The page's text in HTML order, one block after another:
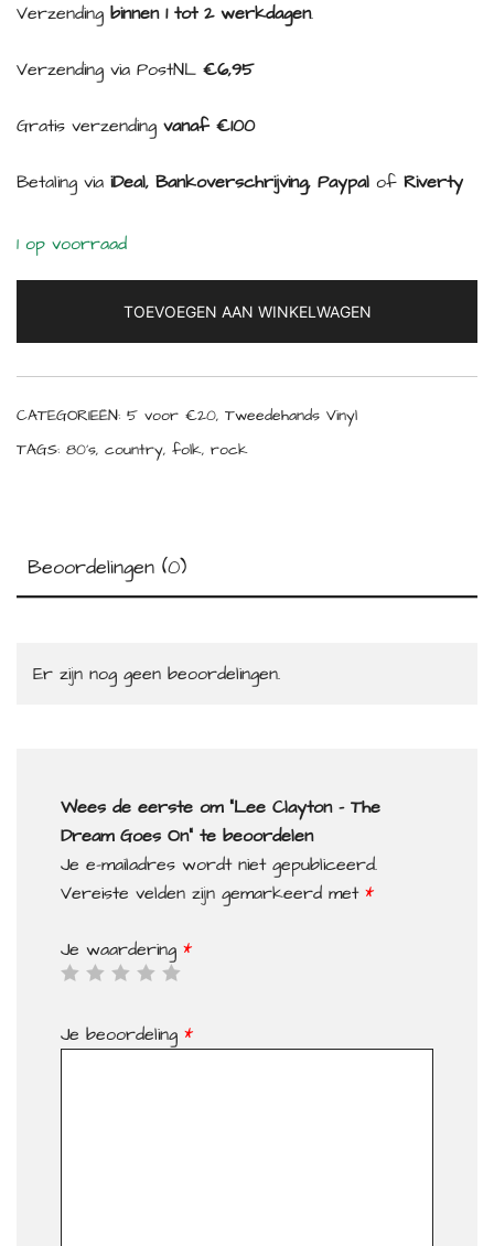
Verzending binnen 1 tot 2 werkdagen.
Verzending via PostNL €6,95
Gratis verzending vanaf €100
Betaling via iDeal, Bankoverschrijving, Paypal of Riverty
1 op voorraad
TOEVOEGEN AAN WINKELWAGEN
CATEGORIEËN: 5 voor €20, Tweedehands Vinyl
TAGS: 80's, country, folk, rock
Beoordelingen (0)
Er zijn nog geen beoordelingen.
Wees de eerste om “Lee Clayton – The
Dream Goes On” te beoordelen
Je e-mailadres wordt niet gepubliceerd.
Vereiste velden zijn gemarkeerd met *
Je waardering *
Je beoordeling *